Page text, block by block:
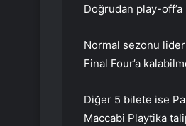
Doğrudan play-
Normal sezonu
Final Four’a
Diğer 5 bilete ise
Maccabi Playtika